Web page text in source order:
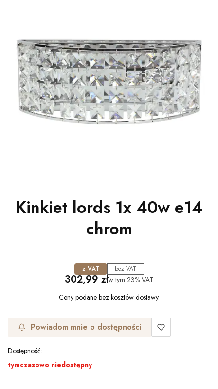
Kinkiet lords 1x 40w e14
chrom
z VAT bez VAT
Cena
302,99 złw tym 23% VAT
Ceny podane bez kosztów dostawy.
Powiadom mnie o dostępności
Dostępność:
tymczasowo niedostępny